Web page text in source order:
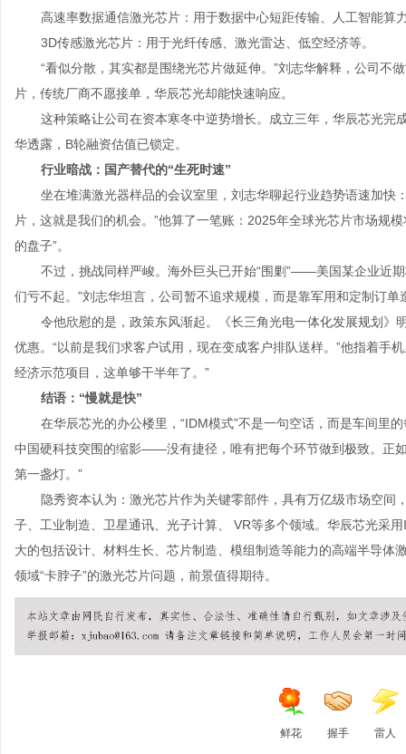
高速率数据通信激光芯片：用于数据中心短距传输、人工智能算
3D传感激光芯片：用于光纤传感、激光雷达、低空经济等。
“看似分散，其实都是围绕光芯片做延伸。”刘志华解释，公司不
片，传统厂商不愿接单，华辰芯光却能快速响应。
这种策略让公司在资本寒冬中逆势增长。成立三年，华辰芯光
华透露， B轮融资估值已锁定。
行业暗战：国产替代的“生死时速”
坐在堆满激光器样品的会议室里，刘志华聊起行业趋势语速加快
片，这就是我们的机会。”他算了一笔账： 2025年全球光芯片市场规
的盘子”。
不过，挑战同样严峻。海外巨头已开始“围剿”——美国某企业近
们亏不起。”刘志华坦言，公司暂不追求规模，而是靠军用和定制订单
令他欣慰的是，政策东风渐起。《长三角光电一体化发展规划》
优惠。“以前是我们求客户试用，现在变成客户排队送样。”他指着手
经济示范项目，这单够干半年了。”
结语：“慢就是快”
在华辰芯光的办公楼里，“IDM模式”不是一句空话，而是车间里
中国硬科技突围的缩影——没有捷径，唯有把每个环节做到极致。正
第一盏灯。”
隐秀资本认为：激光芯片作为关键零部件，具有万亿级市场空
子、工业制造、卫星通讯、光子计算、
VR等多个领域。华辰芯光采用
大的包括设计、材料生长、芯片制造、模组制造等能力的高端半导
领域“卡脖子”的激光芯片问题，前景值得期待。
鲜花 握手 雷人